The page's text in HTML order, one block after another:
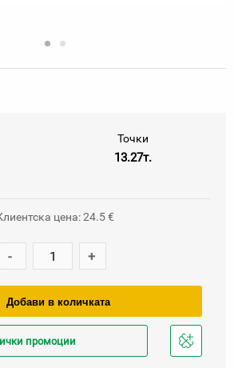
Точки
13.27т.
цена: 24.5 €
- +
Добави в количката
промоции
Добави